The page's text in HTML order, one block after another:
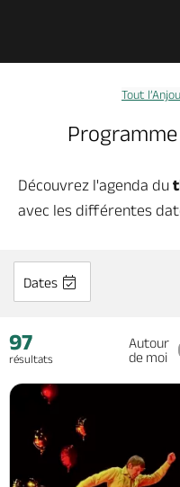
Séjours, cadeaux
Billetterie en
Brochures & Cartes Offices de
Tout l’Anjou
Découvrez l'agenda du
avec les différentes
Dates
97
résultats
Autour
de moi